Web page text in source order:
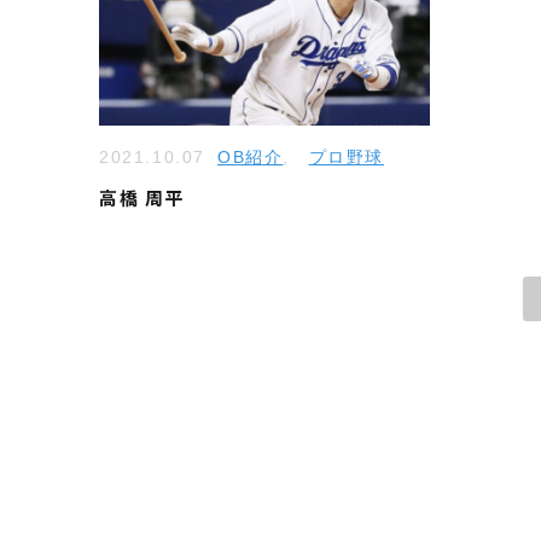
2021.10.07 OB紹介 , プロ野球
高橋 周平